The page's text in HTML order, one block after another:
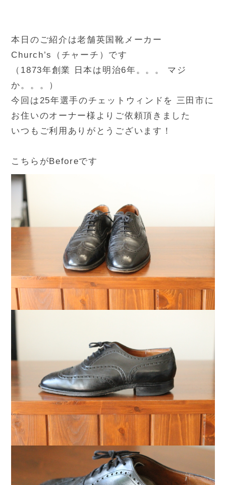
本日のご紹介は老舗英国靴メーカー
Church’s（チャーチ）です
（1873年創業 日本は明治6年。。。 マジ
か。。。）
今回は25年選手のチェットウィンドを 三田市に
お住いのオーナー様よりご依頼頂きました
いつもご利用ありがとうございます！
こちらがBeforeです